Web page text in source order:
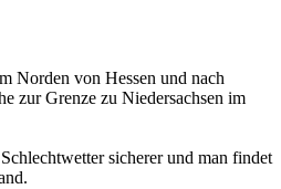
Norden von Hessen und nach
zur Grenze zu Niedersachsen im
sicherer und man findet